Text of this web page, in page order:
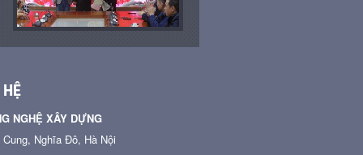
NGHỆ XÂY DỰNG
Nghĩa Đô, Hà Nội